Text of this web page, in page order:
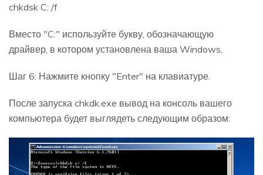
chkdsk C: /f
Вместо "C:" используйте букву, обозначающую
драйвер, в котором установлена ваша Windows.
Шаг 6: Нажмите кнопку "Enter" на клавиатуре.
После запуска chkdk.exe вывод на консоль вашего
компьютера будет выглядеть следующим образом: